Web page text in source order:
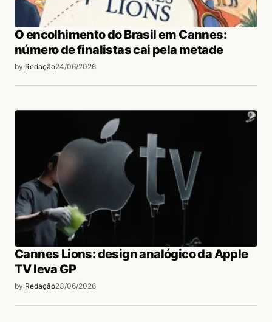
O encolhimento do Brasil em Cannes:
número de finalistas cai pela metade
by Redação24/06/2026
Cannes Lions: design analógico da Apple
TV leva GP
by Redação23/06/2026